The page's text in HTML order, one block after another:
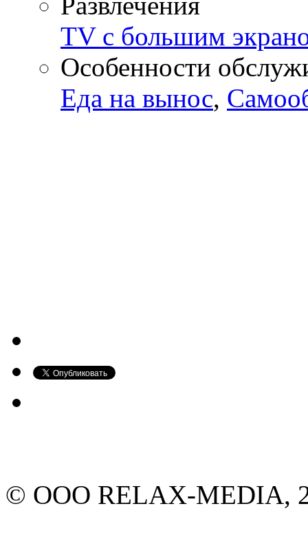
TV с большим
Особенности
Еда на вынос,
© ООО RELAX-MEDIA,